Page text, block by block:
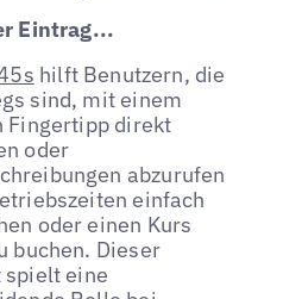
Eintrag...
hilft Benutzern, die
sind, mit einem
Fingertipp direkt
oder
abzurufen
einfach
oder einen Kurs
buchen. Dieser
spielt eine